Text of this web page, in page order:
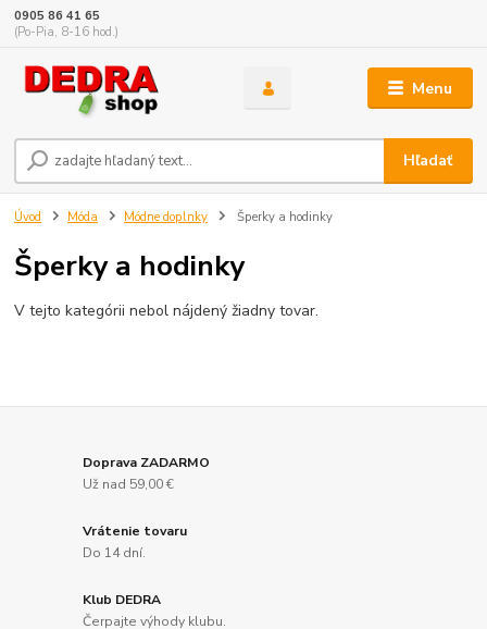
Menu
Hľadať
0905 86 41 65
(Po-Pia, 8-16 hod.)
Úvod Móda Módne doplnky Šperky a hodinky
Šperky a hodinky
V tejto kategórii nebol nájdený žiadny tovar.
Doprava ZADARMO
Už nad 59,00 €
Vrátenie tovaru
Do 14 dní.
Klub DEDRA
Čerpajte výhody klubu.